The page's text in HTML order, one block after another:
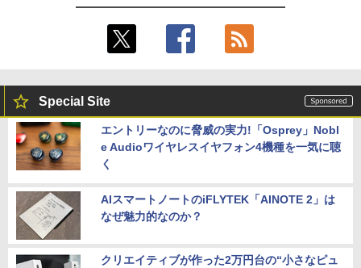
Special Site
エントリーなのに脅威の実力!「Osprey」Nobl
e Audioワイヤレスイヤフォン4機種を一気に聴
く
AIスマートノートのiFLYTEK「AINOTE 2」は
なぜ魅力的なのか？
クリエイティブが作った2万円台の“小さなピュ